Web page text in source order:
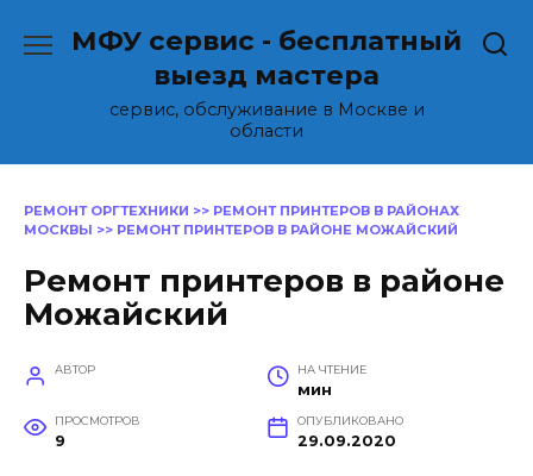
МФУ сервис - бесплатный
выезд мастера
сервис, обслуживание в Москве и
области
РЕМОНТ ОРГТЕХНИКИ >> РЕМОНТ ПРИНТЕРОВ В РАЙОНАХ
МОСКВЫ >> РЕМОНТ ПРИНТЕРОВ В РАЙОНЕ МОЖАЙСКИЙ
Ремонт принтеров в районе
Можайский
АВТОР НА ЧТЕНИЕ
мин
ПРОСМОТРОВ
9
ОПУБЛИКОВАНО
29.09.2020